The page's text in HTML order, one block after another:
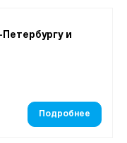
и
Подробнее